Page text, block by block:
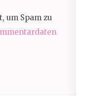
um Spam zu